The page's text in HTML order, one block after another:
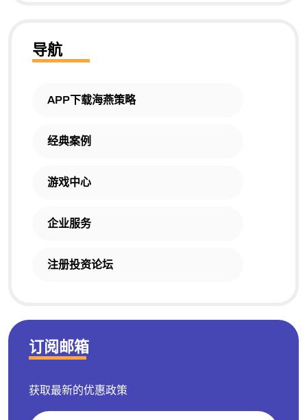
导航
APP下载海燕策略
经典案例
游戏中心
企业服务
注册投资论坛
订阅邮箱
获取最新的优惠政策